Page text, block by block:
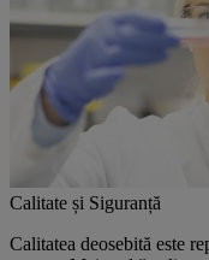
Calitate și Siguranță
Calitatea deosebită este